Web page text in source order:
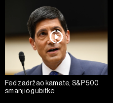
Fed zadržao kamate, S&P 500
smanjio gubitke